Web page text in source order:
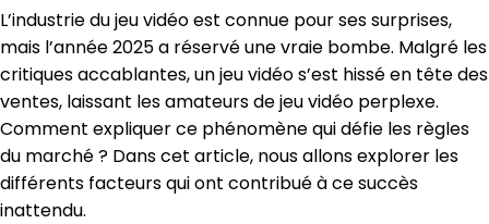
L’industrie du jeu vidéo est connue pour ses surprises,
mais l’année 2025 a réservé une vraie bombe. Malgré les
critiques accablantes, un jeu vidéo s’est hissé en tête des
ventes, laissant les amateurs de jeu vidéo perplexe.
Comment expliquer ce phénomène qui défie les règles
du marché ? Dans cet article, nous allons explorer les
différents facteurs qui ont contribué à ce succès
inattendu.